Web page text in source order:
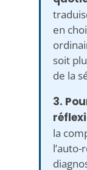
en
soit
de la
3.
la